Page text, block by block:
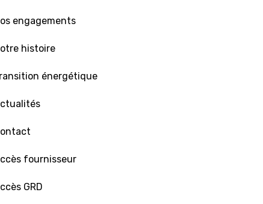
engagements
histoire
énergétique
fournisseur
GRD